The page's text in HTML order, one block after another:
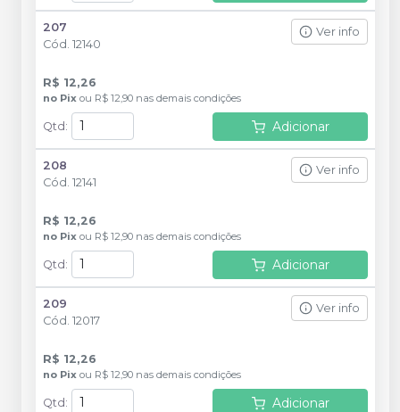
207
Cód. 12140
Ver info
R$ 12,26
no Pix ou R$ 12,90 nas demais condições
Qtd : Adicionar
208
Cód. 12141
Ver info
R$ 12,26
no Pix ou R$ 12,90 nas demais condições
Qtd : Adicionar
209
Cód. 12017
Ver info
R$ 12,26
no Pix ou R$ 12,90 nas demais condições
Qtd : Adicionar